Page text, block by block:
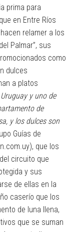
prima para
en Entre Ríos
relamer a los
Palmar”, sus
como
dulces
a platos
y uno de
de
y los dulces son
Guías de
que los
circuito que
y sus
de ellas en la
caserío que los
de luna llena,
que se suman